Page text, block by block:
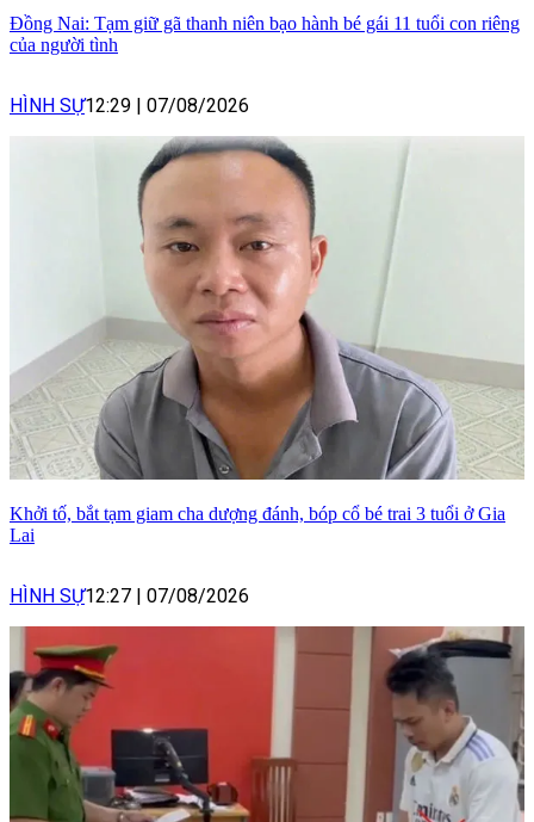
Đồng Nai: Tạm giữ gã thanh niên bạo hành bé gái 11 tuổi con riêng
của người tình
HÌNH SỰ12:29 07/08/2026
Khởi tố, bắt tạm giam cha dượng đánh, bóp cổ bé trai 3 tuổi ở Gia
Lai
HÌNH SỰ12:27 07/08/2026